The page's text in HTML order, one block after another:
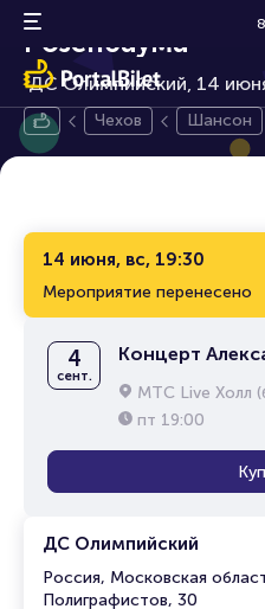
Концерт
Розенбаума
ДС Олимпийский, 14
Чехов Шансон
14 июня, вс, 19:30
Мероприятие перенесено
ДС Олимпийский
Россия, Московская
Полиграфистов, 30
4
сент.
Концерт
МТС Live Холл
пт 19:00